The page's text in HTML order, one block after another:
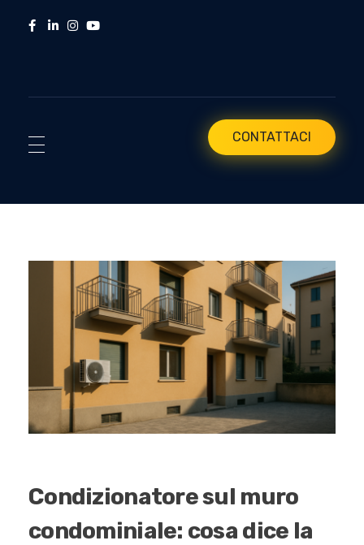
CONTATTACI
Condizionatore sul muro
condominiale: cosa dice la